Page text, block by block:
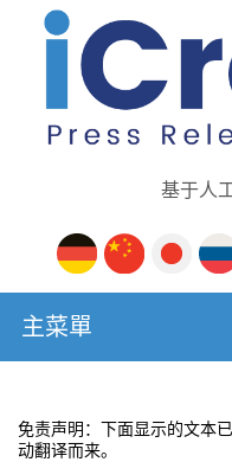
基于人
主菜單
免责声明：下面显示的文本
动翻译而来。